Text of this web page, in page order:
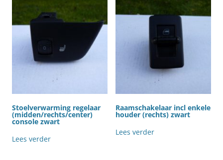
Stoelverwarming regelaar
(midden/rechts/center)
console zwart
Lees verder
Raamschakelaar incl enkele
houder (rechts) zwart
Lees verder